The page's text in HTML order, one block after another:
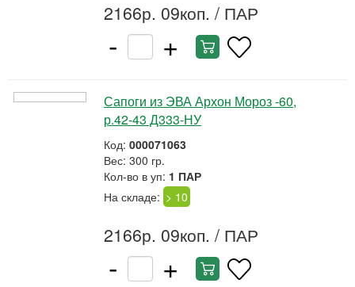
2166р. 09коп. / ПАР
- +
Сапоги из ЭВА Архон Мороз -60,
р.42-43 Д333-НУ
Код: 000071063
Вес: 300 гр.
Кол-во в уп: 1 ПАР
На складе: > 10
2166р. 09коп. / ПАР
- +